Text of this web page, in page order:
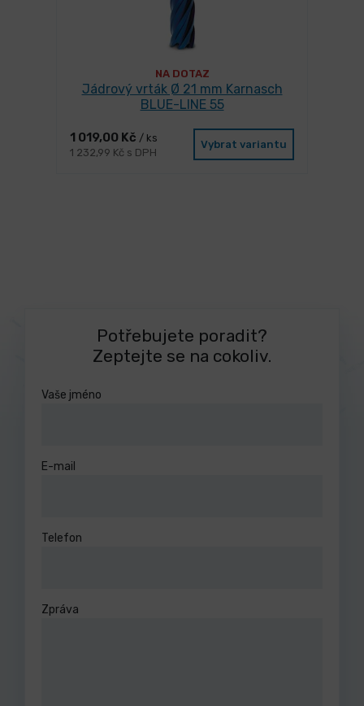
NA DOTAZ
Jádrový vrták Ø 21 mm Karnasch
BLUE-LINE 55
1 019,00 Kč / ks
1 232,99 Kč s DPH
Vybrat variantu
Potřebujete poradit?
Zeptejte se na cokoliv.
Vaše jméno
E-mail
Telefon
Zpráva